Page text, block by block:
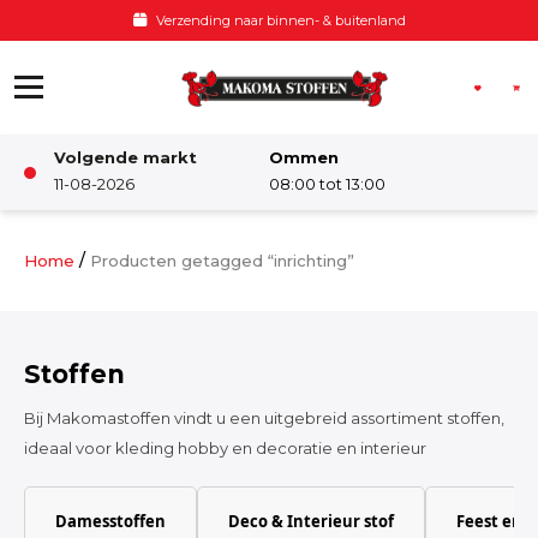
Verzending naar binnen- & buitenland
Volgende markt
11-08-2026
Ommen
08:00 tot 13:00
Damesstoffen
Home / Producten getagged “inrichting”
Stoffen
Bij Makomastoffen vindt u een uitgebreid assortiment stoffen,
ideaal voor kleding hobby en decoratie en interieur
Damesstoffen Deco & Interieur stof Feest en